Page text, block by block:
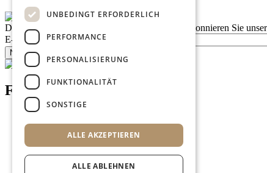
Description
Abonnieren Sie
E-Mail
Newsletter bestellen
Footer menu (DE)
Nutzungsbedingungen
Impressum
UNBEDINGT ERFORDERLICH
PERFORMANCE
PERSONALISIERUNG
FUNKTIONALITÄT
SONSTIGE
ALLE AKZEPTIEREN
ALLE ABLEHNEN